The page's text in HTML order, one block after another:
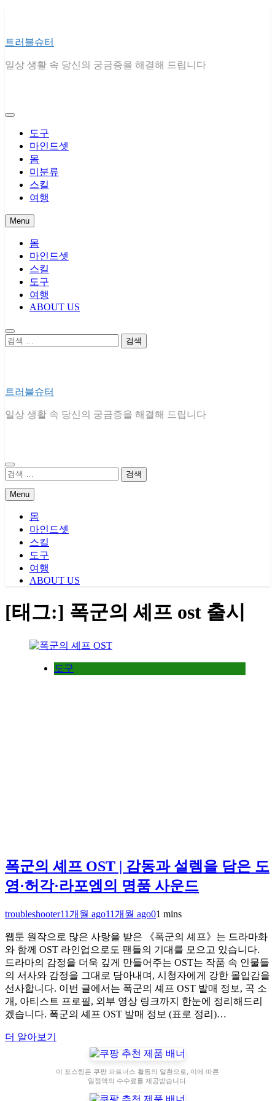
트러블슈터
일상 생활 속 당신의 궁금증을 해결해 드립니다
도구
마인드셋
몸
미분류
스킬
여행
Menu
몸
마인드셋
스킬
도구
여행
ABOUT US
검
트러블슈터
일상 생활 속 당신의 궁금증을 해결해 드립니다
검
Menu
몸
마인드셋
스킬
도구
여행
ABOUT US
[태그:] 폭군의 셰프 ost 출시
도구
폭군의 셰프 OST | 감동과 설렘을 담은 도
영·허각·라포엠의 명품 사운드
troubleshooter11개월 ago11개월 ago01 mins
웹툰 원작으로 많은 사랑을 받은 《폭군의 셰프》는 드라마화
와 함께 OST 라인업으로도 팬들의 기대를 모으고 있습니다.
드라마의 감정을 더욱 깊게 만들어주는 OST는 작품 속 인물들
의 서사와 감정을 그대로 담아내며, 시청자에게 강한 몰입감을
선사합니다. 이번 글에서는 폭군의 셰프 OST 발매 정보, 곡 소
개, 아티스트 프로필, 외부 영상 링크까지 한눈에 정리해드리
겠습니다. 폭군의 셰프 OST 발매 정보 (표로 정리)…
더 알아보기
이 포스팅은 쿠팡 파트너스 활동의 일환으로, 이에 따른
일정액의 수수료를 제공받습니다.